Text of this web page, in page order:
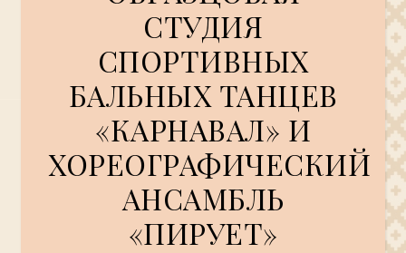
СТУДИЯ
СПОРТИВНЫХ
БАЛЬНЫХ ТАНЦЕВ
«КАРНАВАЛ» И
ХОРЕОГРАФИЧЕСКИЙ
АНСАМБЛЬ
«ПИРУЕТ»